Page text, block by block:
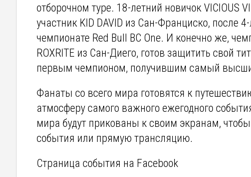
отборочном туре. 18-летний новичок VICIOUS
участник KID DAVID из Сан-Франциско, после
чемпионате Red Bull BC One. И конечно же,
ROXRITE из Сан-Диего, готов защитить свой
первым чемпионом, получившим самый
Фанаты со всего мира готовятся к
атмосферу самого важного ежегодного
мира будут прикованы к своим экранам,
события или прямую трансляцию.
Страница события на Facebook